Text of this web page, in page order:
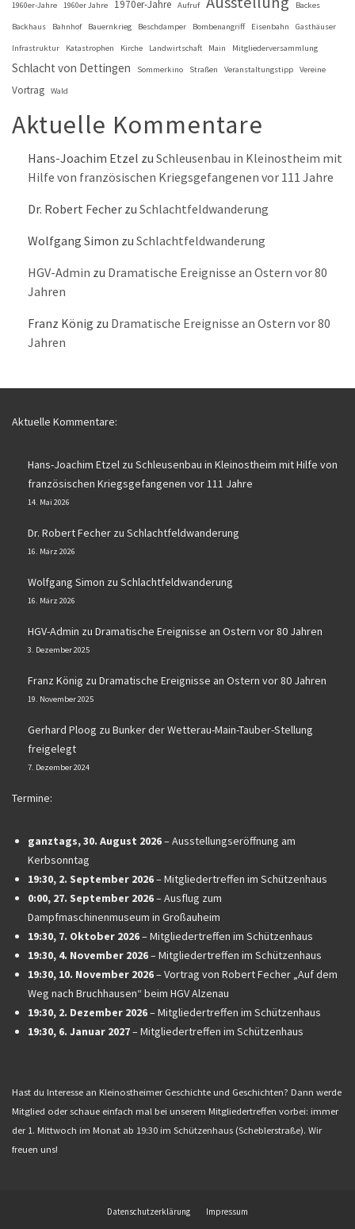
1960er-Jahre 1960er Jahre 1970er-Jahre Aufruf Backes
Backhaus Bahnhof Bauernkrieg Beschdamper Bombenangriff Eisenbahn Gasthäuser
Infrastruktur Katastrophen Kirche Landwirtschaft Main Mitgliederversammlung
Schlacht von Dettingen Sommerkino Straßen Veranstaltungstipp Vereine
Vortrag Wald
Aktuelle Kommentare
Hans-Joachim Etzel zu Schleusenbau in Kleinostheim mit
Hilfe von französischen Kriegsgefangenen vor 111 Jahre
Dr. Robert Fecher zu Schlachtfeldwanderung
Wolfgang Simon zu Schlachtfeldwanderung
HGV-Admin zu Dramatische Ereignisse an Ostern vor 80
Jahren
Franz König zu Dramatische Ereignisse an Ostern vor 80
Jahren
Aktuelle Kommentare:
Hans-Joachim Etzel zu Schleusenbau in Kleinostheim mit Hilfe von
französischen Kriegsgefangenen vor 111 Jahre
14. Mai 2026
Dr. Robert Fecher zu Schlachtfeldwanderung
16. März 2026
Wolfgang Simon zu Schlachtfeldwanderung
16. März 2026
HGV-Admin zu Dramatische Ereignisse an Ostern vor 80 Jahren
3. Dezember 2025
Franz König zu Dramatische Ereignisse an Ostern vor 80 Jahren
19. November 2025
Gerhard Ploog zu Bunker der Wetterau-Main-Tauber-Stellung
freigelegt
7. Dezember 2024
Termine:
ganztags,30. August 2026–Ausstellungseröffnung am
Kerbsonntag
19:30, 2. September 2026–Mitgliedertreffen im Schützenhaus
0:00, 27. September 2026–Ausflug zum
Dampfmaschinenmuseum in Großauheim
19:30, 7. Oktober 2026–Mitgliedertreffen im Schützenhaus
19:30, 4. November 2026–Mitgliedertreffen im Schützenhaus
19:30, 10. November 2026–Vortrag von Robert Fecher „Auf dem
Weg nach Bruchhausen“ beim HGV Alzenau
19:30, 2. Dezember 2026–Mitgliedertreffen im Schützenhaus
19:30, 6. Januar 2027–Mitgliedertreffen im Schützenhaus
Hast du Interesse an Kleinostheimer Geschichte und Geschichten? Dann werde
Mitglied oder schaue einfach mal bei unserem Mitgliedertreffen vorbei: immer
der 1. Mittwoch im Monat ab 19:30 im Schützenhaus (Scheblerstraße). Wir
freuen uns!
Datenschutzerklärung Impressum